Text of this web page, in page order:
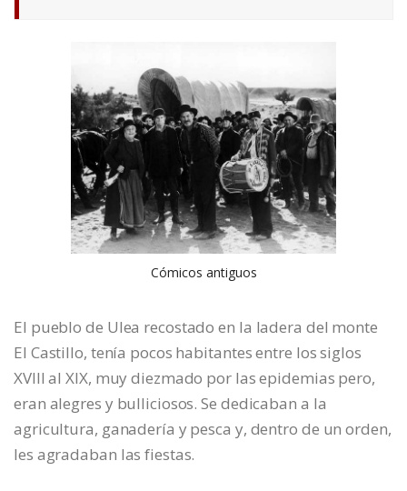
Cómicos antiguos
El pueblo de Ulea recostado en la ladera del monte
El Castillo, tenía pocos habitantes entre los siglos
XVIII al XIX, muy diezmado por las epidemias pero,
eran alegres y bulliciosos. Se dedicaban a la
agricultura, ganadería y pesca y, dentro de un orden,
les agradaban las fiestas.